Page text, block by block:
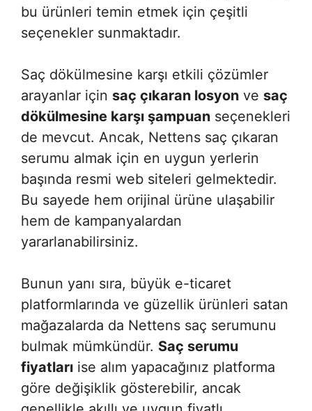
bu ürünleri temin etmek için çeşitli
seçenekler sunmaktadır.
Saç dökülmesine karşı etkili çözümler
arayanlar için saç çıkaran losyon ve saç
dökülmesine karşı şampuan seçenekleri
de mevcut. Ancak, Nettens saç çıkaran
serumu almak için en uygun yerlerin
başında resmi web siteleri gelmektedir.
Bu sayede hem orijinal ürüne ulaşabilir
hem de kampanyalardan
yararlanabilirsiniz.
Bunun yanı sıra, büyük e-ticaret
platformlarında ve güzellik ürünleri satan
mağazalarda da Nettens saç serumunu
bulmak mümkündür. Saç serumu
fiyatları ise alım yapacağınız platforma
göre değişiklik gösterebilir, ancak